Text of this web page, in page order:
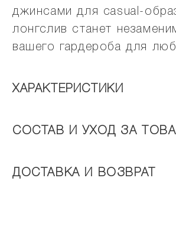
джинсами для casual-
лонгслив станет
вашего гардероба для
ХАРАКТЕРИСТИКИ
СОСТАВ И УХОД ЗА
ДОСТАВКА И ВОЗВРАТ